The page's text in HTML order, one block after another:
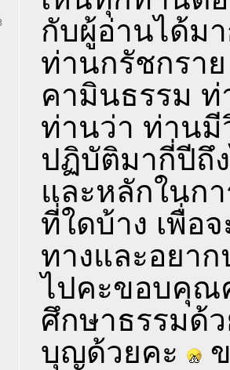
กับผู้อ่านได้ม
ท่านกรัชกรา
คามินธรรม ท่
ท่านว่า ท่านมี
ปฏิบัติมากี่ปีถึ
และหลักในก
ที่ใดบ้าง เพื่อ
ทางและอยา
ไปคะขอบคุณ
ศึกษาธรรมด้
บุญด้วยคะ
ข